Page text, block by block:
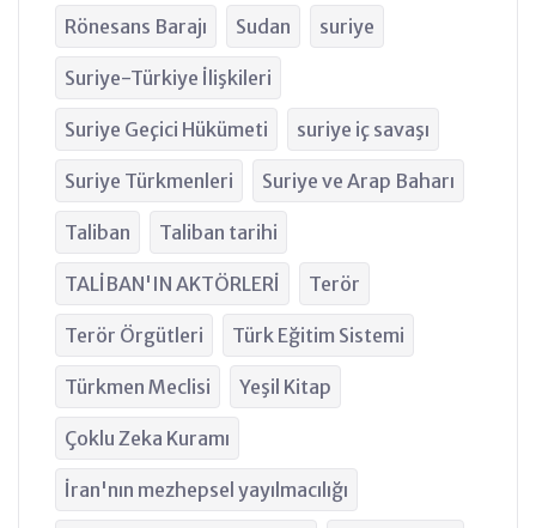
Rönesans Barajı Sudan suriye
Suriye-Türkiye İlişkileri
Suriye Geçici Hükümeti suriye iç savaşı
Suriye Türkmenleri Suriye ve Arap Baharı
Taliban Taliban tarihi
TALİBAN'IN AKTÖRLERİ Terör
Terör Örgütleri Türk Eğitim Sistemi
Türkmen Meclisi Yeşil Kitap
Çoklu Zeka Kuramı
İran'nın mezhepsel yayılmacılığı